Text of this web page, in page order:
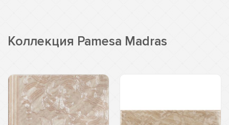
Коллекция Pamesa Madras